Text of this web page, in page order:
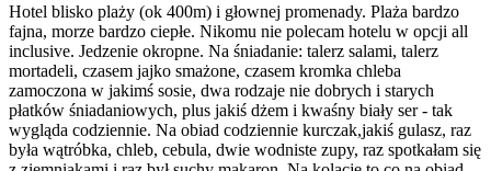
Hotel blisko plaży (ok 400m) i głownej promenady. Plaża bardzo
fajna, morze bardzo ciepłe. Nikomu nie polecam hotelu w opcji all
inclusive. Jedzenie okropne. Na śniadanie: talerz salami, talerz
mortadeli, czasem jajko smażone, czasem kromka chleba
zamoczona w jakimś sosie, dwa rodzaje nie dobrych i starych
płatków śniadaniowych, plus jakiś dżem i kwaśny biały ser - tak
wygląda codziennie. Na obiad codziennie kurczak,jakiś gulasz, raz
była wątróbka, chleb, cebula, dwie wodniste zupy, raz spotkałam się